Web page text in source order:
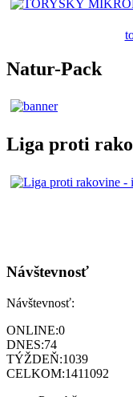
Natur-Pack
Liga proti
Návštevnosť
Návštevnosť:
ONLINE:0
DNES:74
TÝŽDEŇ:1039
CELKOM:1411092